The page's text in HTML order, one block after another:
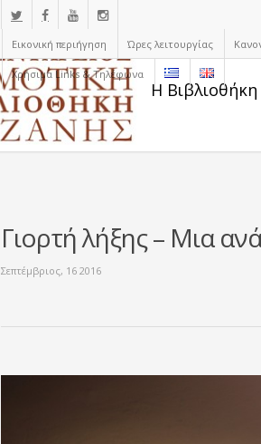
Εικονική περιήγηση Ώρες λειτουργίας
Χρήσιμα Links & Τηλέφωνα
Η
Γιορτή λήξης – Μια
Σεπτέμβριος, 16 2016